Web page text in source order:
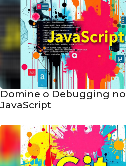
Domine o Debugging no
JavaScript